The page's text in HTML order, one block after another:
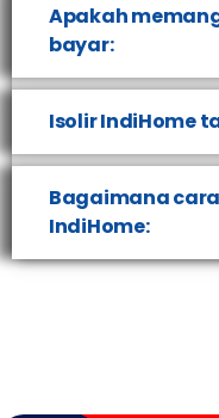
Apakah
bayar:
Isolir IndiHome
Bagaimana
IndiHome: